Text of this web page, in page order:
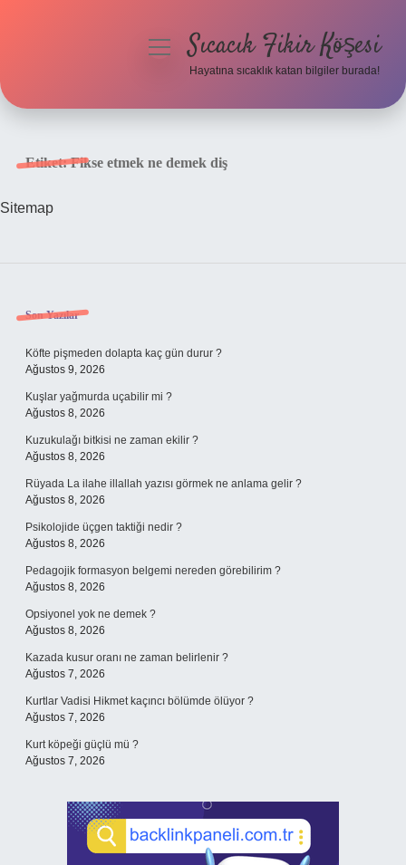
menüyüSıcacık Fikir Köşesi
Hayatına sıcaklık katan bilgiler burada!
Etiket:Fikse etmek ne demek diş
Sitemap
Sidebar
Son Yazılar
Köfte pişmeden dolapta kaç gün durur ?
Ağustos 9, 2026
Kuşlar yağmurda uçabilir mi ?
Ağustos 8, 2026
Kuzukulağı bitkisi ne zaman ekilir ?
Ağustos 8, 2026
Rüyada La ilahe illallah yazısı görmek ne anlama gelir ?
Ağustos 8, 2026
Psikolojide üçgen taktiği nedir ?
Ağustos 8, 2026
Pedagojik formasyon belgemi nereden görebilirim ?
Ağustos 8, 2026
Opsiyonel yok ne demek ?
Ağustos 8, 2026
Kazada kusur oranı ne zaman belirlenir ?
Ağustos 7, 2026
Kurtlar Vadisi Hikmet kaçıncı bölümde ölüyor ?
Ağustos 7, 2026
Kurt köpeği güçlü mü ?
Ağustos 7, 2026